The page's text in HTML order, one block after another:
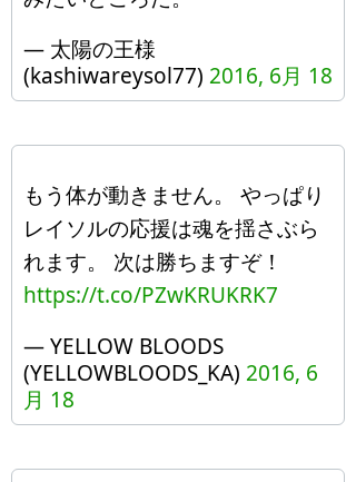
— 太陽の王様
(kashiwareysol77) 2016, 6月 18
もう体が動きません。 やっぱり
レイソルの応援は魂を揺さぶら
れます。 次は勝ちますぞ！
https://t.co/PZwKRUKRK7
— YELLOW BLOODS
(YELLOWBLOODS_KA) 2016, 6
月 18